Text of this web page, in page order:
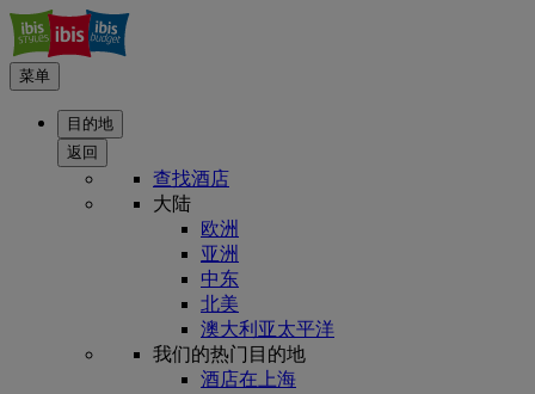
菜单
目的地
返回
查找酒店
大陆
欧洲
亚洲
中东
北美
澳大利亚太平洋
我们的热门目的地
酒店在上海